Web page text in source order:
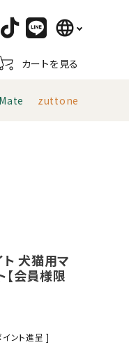
language
日本語
English
カートを見る
zuttone
犬猫用マ
会員様限
イント進呈 ]